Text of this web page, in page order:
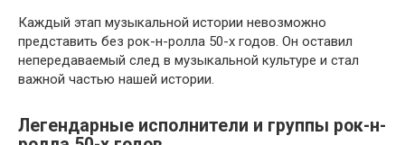
Каждый этап музыкальной истории невозможно
представить без рок-н-ролла 50-х годов. Он оставил
непередаваемый след в музыкальной культуре и стал
важной частью нашей истории.
Легендарные исполнители и группы рок-н-